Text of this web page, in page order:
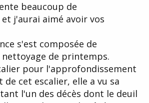
beaucoup de
j'aurai aimé avoir vos
s'est composée de
nettoyage de printemps.
pour l'approfondissement
cet escalier, elle a vu sa
l'un des décès dont le deuil